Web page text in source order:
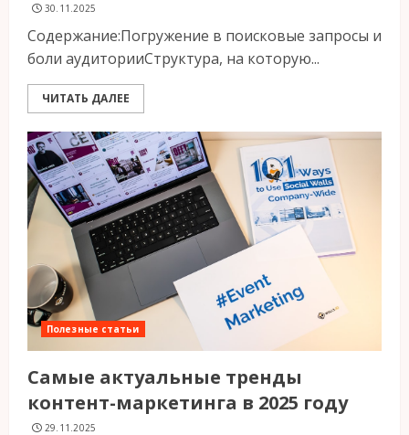
30.11.2025
Содержание:Погружение в поисковые запросы и
боли аудиторииСтруктура, на которую...
ЧИТАТЬ ДАЛЕЕ
Полезные статьи
Самые актуальные тренды
контент-маркетинга в 2025 году
29.11.2025